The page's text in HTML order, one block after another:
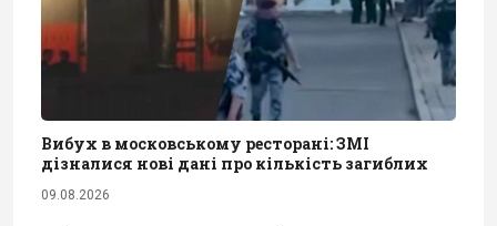
Вибух в московському ресторані: ЗМІ
дізналися нові дані про кількість загиблих
09.08.2026